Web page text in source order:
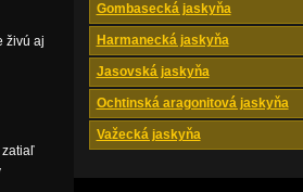
Gombasecká jaskyňa
Harmanecká jaskyňa
Jasovská jaskyňa
Ochtinská aragonitová jaskyňa
Važecká jaskyňa
živú aj
zatiaľ